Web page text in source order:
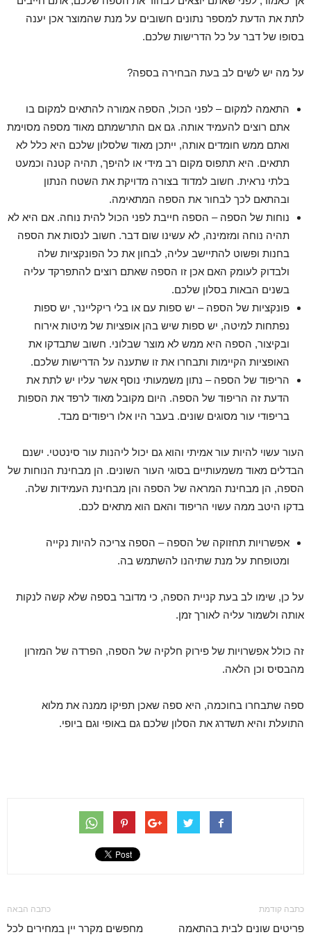
לתת את הדעת למספר נתונים חשובים על מנת שהמוצר אכן יענה
בסופו של דבר על כל הדרישות שלכם.
על מה יש לשים לב בעת הבחירה בספה?
התאמה למקום – לפני הכול, הספה אמורה להתאים למקום בו
אתם רוצים להעמיד אותה. גם אם התרשמתם מאוד מספה מסוימת
ואתם ממש חומדים אותה, ייתכן מאוד שלסלון שלכם היא כלל לא
תתאים. היא תתפוס מקום רב מידי או להיפך, תהיה קטנה וכמעט
בלתי נראית. חשוב למדוד בצורה מדויקת את השטח הנתון
ובהתאם לכך לבחור את הספה המתאימה.
נוחות של הספה – הספה חייבת לפני הכול להית נוחה. אם היא לא
תהיה נוחה ומזמינה, לא עשינו שום דבר. חשוב לנסות את הספה
בחנות ופשוט להתיישב עליה, לבחון את כל הפונקציות שלה
ולבדוק לעומק האם אכן זו הספה שאתם רוצים להתפרקד עליה
בשנים הבאות בסלון שלכם.
פונקציות של הספה – יש ספות עם או בלי ריקליינר, יש ספות
נפתחות למיטה, יש ספות שיש בהן אופציות של מיטות אירוח
ובקיצור, הספה היא ממש לא מוצר שבלוני. חשוב שתבדקו את
האופציות הקיימות ותבחרו את זו שתענה על הדרישות שלכם.
הריפוד של הספה – נתון משמעותי נוסף אשר עליו יש לתת את
הדעת זה הריפוד של הספה. היום מקובל מאוד לרפד את הספות
בריפודי עור מסוגים שונים. בעבר היו אלו ריפודים מבד.
העור עשוי להיות עור אמיתי והוא גם יכול ליהנות עור סינטטי. ישנם
הבדלים מאוד משמעותיים בסוגי העור השונים. הן מבחינת הנוחות של
הספה, הן מבחינת המראה של הספה והן מבחינת העמידות שלה.
בדקו היטב ממה עשוי הריפוד והאם הוא מתאים לכם.
אפשרויות תחזוקה של הספה – הספה צריכה להיות נקייה
ומטופחת על מנת שתיהנו להשתמש בה.
על כן, שימו לב בעת קניית הספה, כי מדובר בספה שלא קשה לנקות
אותה ולשמור עליה לאורך זמן.
זה כולל אפשרויות של פירוק חלקיה של הספה, הפרדה של המזרון
מהבסיס וכן הלאה.
ספה שתבחרו בחוכמה, היא ספה שאכן תפיקו ממנה את מלוא
התועלת והיא תשדרג את הסלון שלכם גם באופי וגם ביופי.
כתבה קודמת
פריטים שונים לבית בהתאמה
כתבה הבאה
מחפשים מקרר יין במחירים לכל